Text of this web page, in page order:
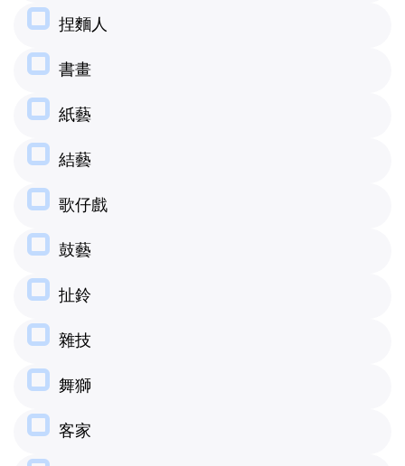
捏麵人
書畫
紙藝
結藝
歌仔戲
鼓藝
扯鈴
雜技
舞獅
客家